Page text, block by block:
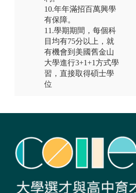
10.年年滿招百萬興學
有保障。
11.學期期間，每個科
目均有75分以上，就
有機會到美國舊金山
大學進行3+1+1方式學
習，直接取得碩士學
位